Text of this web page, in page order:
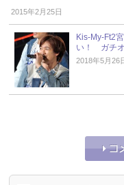
2015年2月25日
Kis-My-Ft2
い！ ガチオ
2018年5月26